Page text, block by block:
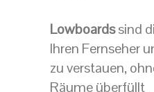
Lowboardssind
Ihren Fernseher
zu verstauen,
Räume überfüllt